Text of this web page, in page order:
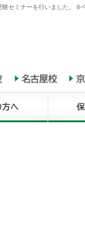
セミナーを行いました。 8